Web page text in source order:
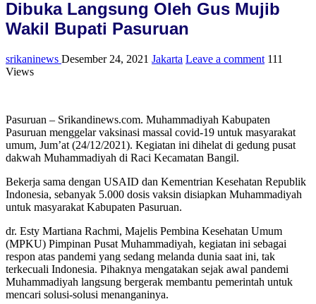
Dibuka Langsung Oleh Gus Mujib
Wakil Bupati Pasuruan
srikaninews Desember 24, 2021 Jakarta Leave a comment 111
Views
Pasuruan – Srikandinews.com. Muhammadiyah Kabupaten
Pasuruan menggelar vaksinasi massal covid-19 untuk masyarakat
umum, Jum’at (24/12/2021). Kegiatan ini dihelat di gedung pusat
dakwah Muhammadiyah di Raci Kecamatan Bangil.
Bekerja sama dengan USAID dan Kementrian Kesehatan Republik
Indonesia, sebanyak 5.000 dosis vaksin disiapkan Muhammadiyah
untuk masyarakat Kabupaten Pasuruan.
dr. Esty Martiana Rachmi, Majelis Pembina Kesehatan Umum
(MPKU) Pimpinan Pusat Muhammadiyah, kegiatan ini sebagai
respon atas pandemi yang sedang melanda dunia saat ini, tak
terkecuali Indonesia. Pihaknya mengatakan sejak awal pandemi
Muhammadiyah langsung bergerak membantu pemerintah untuk
mencari solusi-solusi menanganinya.